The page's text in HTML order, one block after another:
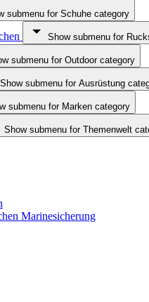
submenu for Schuhe category
Show submenu for
submenu for Outdoor category
Show submenu for Ausrüstung
submenu for Marken category
Show submenu for Themenwelt
Marinesicherung